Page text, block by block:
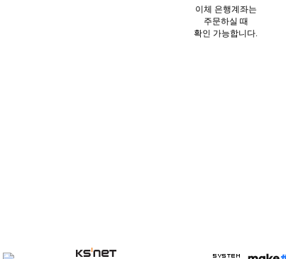
이체 은행계좌는
주문하실 때
확인 가능합니다.